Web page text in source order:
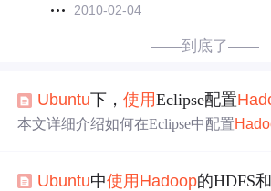
2010-02-04
——到底了——
Ubuntu下，使用Eclipse配置
本文详细介绍如何在Eclipse中配置
Ubuntu中使用 Hadoop的HDFS和